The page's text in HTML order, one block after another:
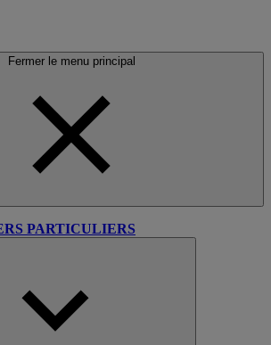
Fermer le menu principal
PARTICULIERS